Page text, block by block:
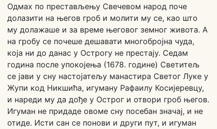
Одмах по престављењу Свечевом народ поче
долазити на његов гроб и молити му се, као што
му долажаше и за време његовог земног живота. А
на гробу се почеше дешавати многобројна чуда,
која ни до данас у Острогу не престају. Седам
година после упокојења (1678. године) Светитељ
се јави у сну настојатељу манастира Светог Луке у
Жупи код Никшића, игуману Рафаилу Косијеревцу,
и нареди му да дође у Острог и отвори гроб његов.
Игуман не придаде овоме сну посебан значај, и не
отиде. Исти сан се понови и други пут, и игуман